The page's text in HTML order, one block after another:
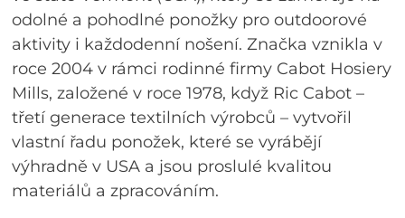
odolné a pohodlné ponožky pro outdoorové
aktivity i každodenní nošení. Značka vznikla v
roce 2004 v rámci rodinné firmy Cabot Hosiery
Mills, založené v roce 1978, když Ric Cabot –
třetí generace textilních výrobců – vytvořil
vlastní řadu ponožek, které se vyrábějí
výhradně v USA a jsou proslulé kvalitou
materiálů a zpracováním.